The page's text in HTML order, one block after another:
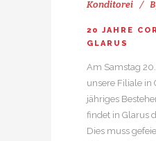
Konditorei
20 JAHRE
GLARUS
Am Samstag
unsere Filiale in
jähriges
findet in Glarus
Dies muss